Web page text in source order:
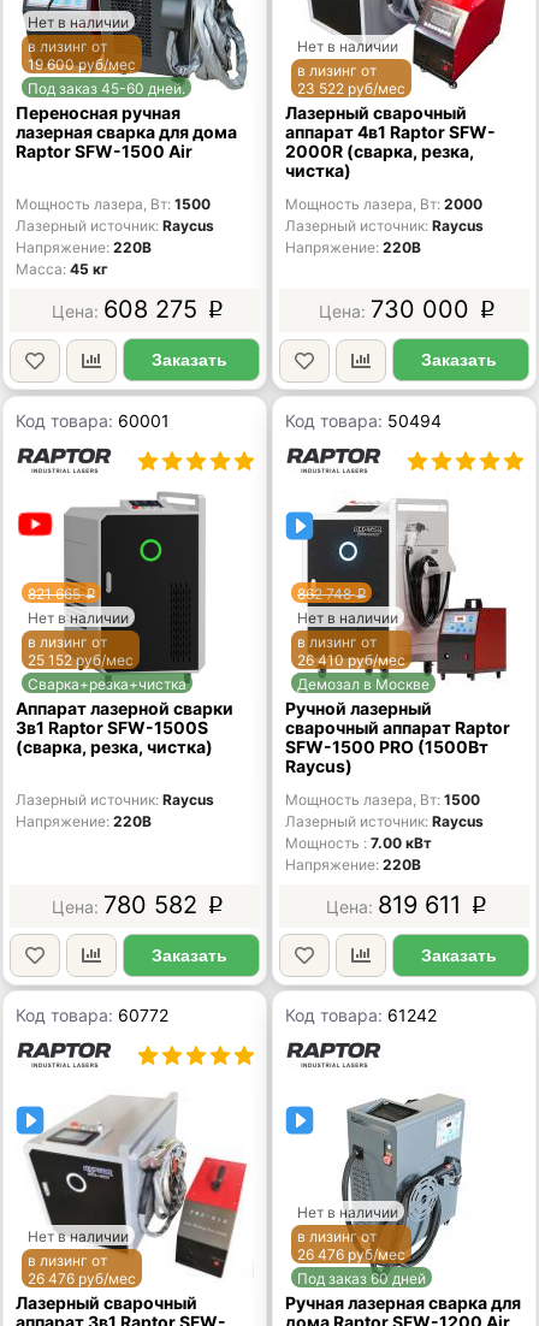
Нет в наличии
в лизинг от
19 600 руб/мес
Под заказ 45-60 дней.
Переносная ручная
лазерная сварка для дома
Raptor SFW-1500 Air
Мощность лазера, Вт 1500
Лазерный источник Raycus
Напряжение 220В
Масса 45 кг
608 275 p
Заказать
Нет в наличии
в лизинг от
23 522 руб/мес
Лазерный сварочный
аппарат 4в1 Raptor SFW-
2000R (сварка, резка,
чистка)
Мощность лазера, Вт 2000
Лазерный источник Raycus
Напряжение 220В
730 000 p
Заказать
Код товара: 60001
821 665p
Нет в наличии
в лизинг от
25 152 руб/мес
Сварка+резка+чистка
Аппарат лазерной сварки
3в1 Raptor SFW-1500S
(сварка, резка, чистка)
Лазерный источник Raycus
Напряжение 220В
780 582 p
Заказать
Код товара: 50494
862 748p
Нет в наличии
в лизинг от
26 410 руб/мес
Демозал в Москве
Ручной лазерный
сварочный аппарат Raptor
SFW-1500 PRO (1500Вт
Raycus)
Мощность лазера, Вт 1500
Лазерный источник Raycus
Мощность
7.00 кВт
Напряжение 220В
819 611 p
Заказать
Код товара: 60772
Нет в наличии
в лизинг от
26 476 руб/мес
Лазерный сварочный
Код товара: 61242
Нет в наличии
в лизинг от
26 476 руб/мес
Под заказ 60 дней
Ручная лазерная сварка для